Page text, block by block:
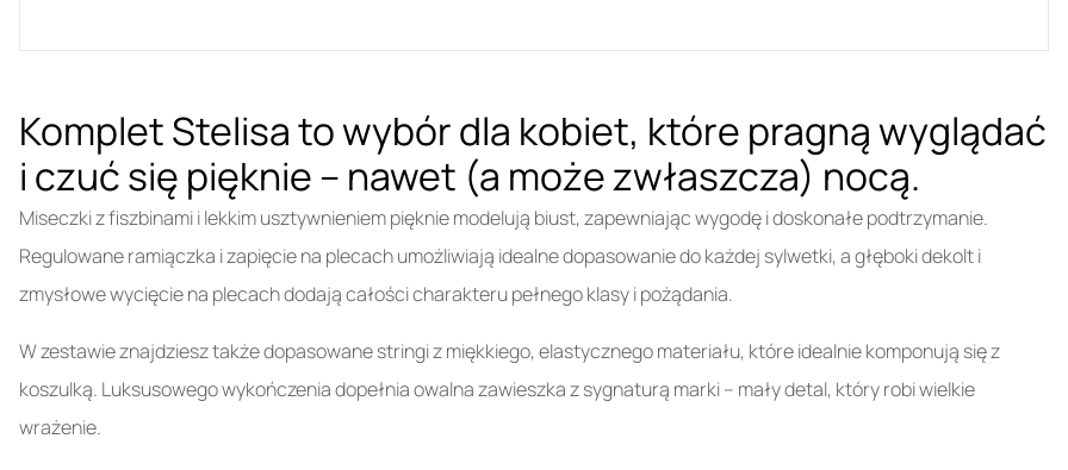
Komplet Stelisa to wybór dla kobiet, które pragną wyglądać
i czuć się pięknie – nawet (a może zwłaszcza) nocą.
Miseczki z fiszbinami i lekkim usztywnieniem pięknie modelują biust, zapewniając wygodę i doskonałe podtrzymanie.
Regulowane ramiączka i zapięcie na plecach umożliwiają idealne dopasowanie do każdej sylwetki, a głęboki dekolt i
zmysłowe wycięcie na plecach dodają całości charakteru pełnego klasy i pożądania.
W zestawie znajdziesz także dopasowane stringi z miękkiego, elastycznego materiału, które idealnie komponują się z
koszulką. Luksusowego wykończenia dopełnia owalna zawieszka z sygnaturą marki – mały detal, który robi wielkie
wrażenie.